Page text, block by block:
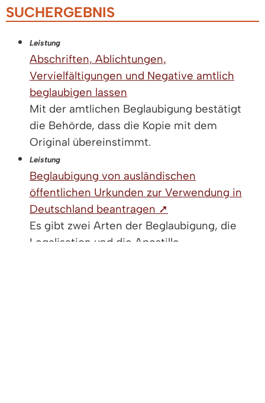
SUCHERGEBNIS
Leistung
Abschriften, Ablichtungen,
Vervielfältigungen und Negative amtlich
beglaubigen lassen
Mit der amtlichen Beglaubigung bestätigt
die Behörde, dass die Kopie mit dem
Original übereinstimmt.
Leistung
Beglaubigung von ausländischen
öffentlichen Urkunden zur Verwendung in
Deutschland beantragen ➚
Es gibt zwei Arten der Beglaubigung, die
Legalisation und die Apostille.